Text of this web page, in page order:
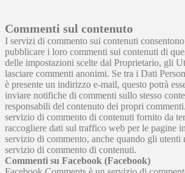
Commenti sul contenuto
I servizi di commento sui contenuti
pubblicare i loro commenti sui contenuti di
delle impostazioni scelte dal Proprietario, gli
lasciare commenti anonimi. Se tra i Dati
è presente un indirizzo e-mail, questo potrà
inviare notifiche di commenti sullo stesso
responsabili del contenuto dei propri
servizio di commento di contenuti fornito da
raccogliere dati sul traffico web per le pagine
servizio di commento, anche quando gli utenti
servizio di commento di contenuti.
Commenti su Facebook (Facebook)